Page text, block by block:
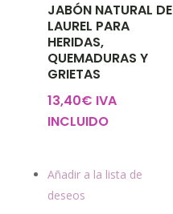
JABÓN NATURAL DE
LAUREL PARA
HERIDAS,
QUEMADURAS Y
GRIETAS
13,40€ IVA
INCLUIDO
Añadir a la lista de
deseos